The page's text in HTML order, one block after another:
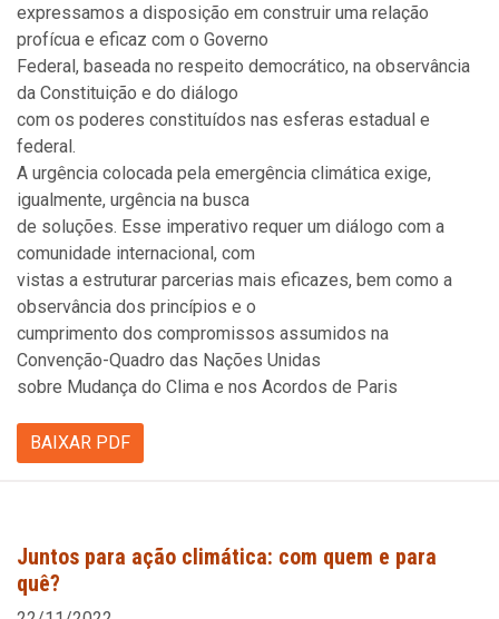
expressamos a disposição em construir uma relação
profícua e eficaz com o Governo
Federal, baseada no respeito democrático, na observância
da Constituição e do diálogo
com os poderes constituídos nas esferas estadual e
federal.
A urgência colocada pela emergência climática exige,
igualmente, urgência na busca
de soluções. Esse imperativo requer um diálogo com a
comunidade internacional, com
vistas a estruturar parcerias mais eficazes, bem como a
observância dos princípios e o
cumprimento dos compromissos assumidos na
Convenção-Quadro das Nações Unidas
sobre Mudança do Clima e nos Acordos de Paris
BAIXAR PDF
Juntos para ação climática: com quem e para
quê?